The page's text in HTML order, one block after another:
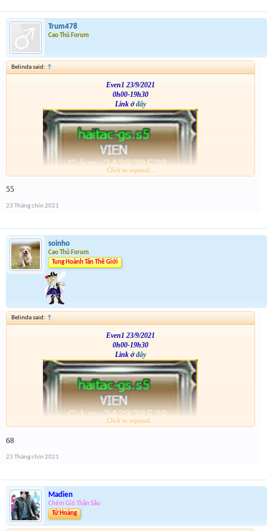
Trum478
Cao Thủ Forum
Belinda said: ↑
Even1 23/9/2021
0h00-19h30
Link ởđây
VS
Click to expand...
55
23 Tháng chín 2021
soinho
Cao Thủ Forum
Tung Hoành Tân Thế Giới
Belinda said: ↑
Even1 23/9/2021
0h00-19h30
Link ởđây
VS
Click to expand...
68
23 Tháng chín 2021
Madien
Chém Gió Thần Sầu
Tứ Hoàng